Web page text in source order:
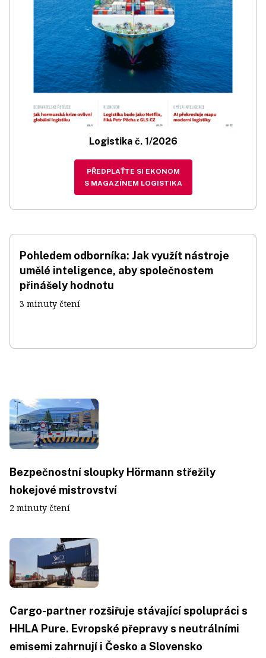
Logistika č. 1/2026
PŘEDPLAŤTE SI EKONOM
S MAGAZÍNEM LOGISTIKA
Pohledem odborníka: Jak využít nástroje
umělé inteligence, aby společnostem
přinášely hodnotu
3 minuty čtení
Bezpečnostní sloupky Hörmann střežily
hokejové mistrovství
2 minuty čtení
Cargo-partner rozšiřuje stávající spolupráci s
HHLA Pure. Evropské přepravy s neutrálními
emisemi zahrnují i Česko a Slovensko